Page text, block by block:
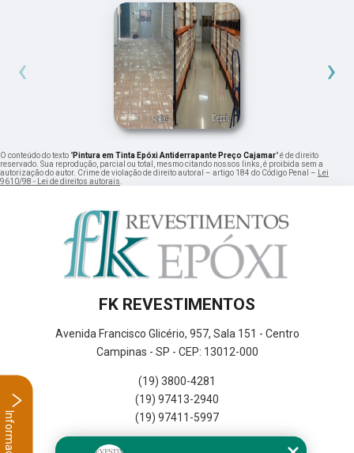
‹ ›
O conteúdo do texto "Pintura em Tinta Epóxi Antiderrapante Preço Cajamar" é de direito
reservado. Sua reprodução, parcial ou total, mesmo citando nossos links, é proibida sem a
autorização do autor. Crime de violação de direito autoral – artigo 184 do Código Penal – Lei
9610/98 - Lei de direitos autorais.
FK REVESTIMENTOS
Avenida Francisco Glicério, 957, Sala 151 - Centro
Campinas - SP - CEP: 13012-000
(19) 3800-4281
(19) 97413-2940
(19) 97411-5997